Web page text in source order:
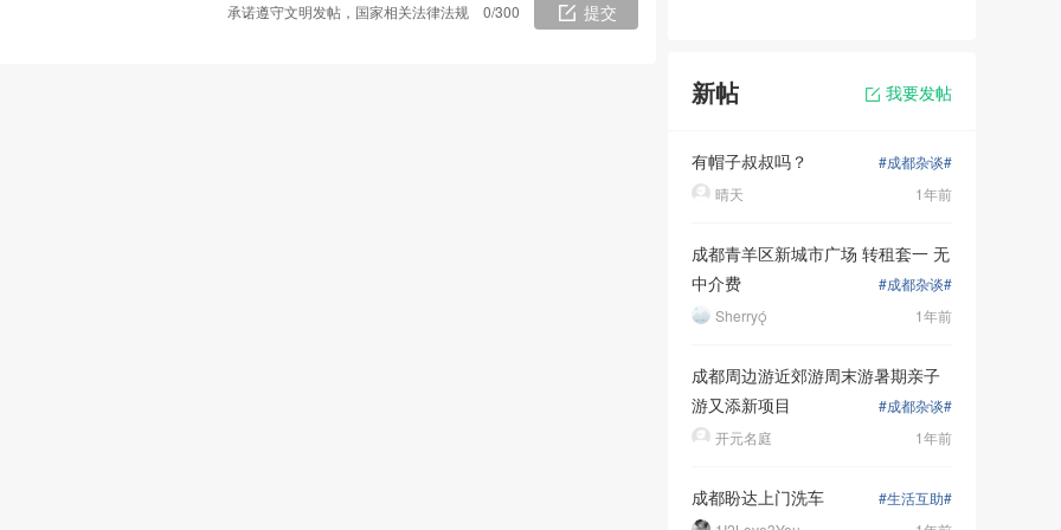
提交
承诺遵守文明发帖，国家相关法律法规 0/300
新帖 我要发帖
有帽子叔叔吗？
#成都杂谈#
1年前
晴天
成都青羊区新城市广场 转租套一 无
中介费
#成都杂谈#
1年前
Sherry
成都周边游近郊游周末游暑期亲子
游又添新项目
#成都杂谈#
1年前
开元名庭
成都盼达上门洗车
#生活互助#